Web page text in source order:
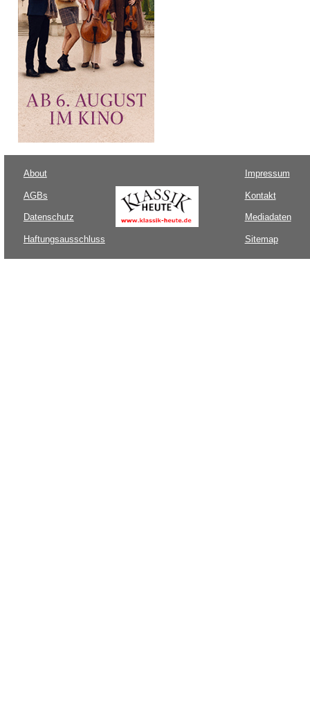
About
AGBs
Datenschutz
Haftungsausschluss
Impressum
Kontakt
Mediadaten
Sitemap